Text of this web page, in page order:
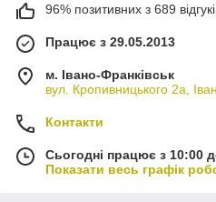
96% позитивних з 689
Працює з 29.05.2013
м. Івано-Франківськ
вул. Кропивницького 2а,
Контакти
Сьогодні працює з 10:00
Показати весь графік